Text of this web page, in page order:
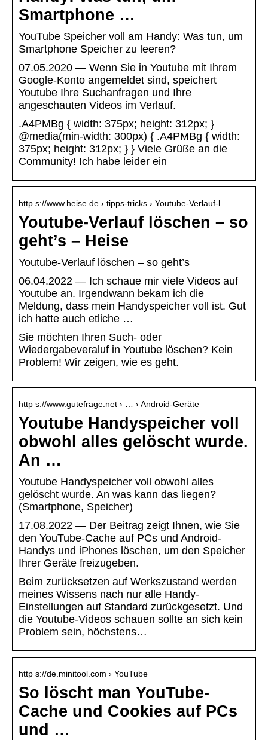
Smartphone …
YouTube Speicher voll am Handy: Was tun, um
Smartphone Speicher zu leeren?
07.05.2020 — Wenn Sie in Youtube mit Ihrem
Google-Konto angemeldet sind, speichert
Youtube Ihre Suchanfragen und Ihre
angeschauten Videos im Verlauf.
.A4PMBg { width: 375px; height: 312px; }
@media(min-width: 300px) { .A4PMBg { width:
375px; height: 312px; } } Viele Grüße an die
Community! Ich habe leider ein
http s://www.heise.de › tipps-tricks › Youtube-Verlauf-l…
Youtube-Verlauf löschen – so
geht’s – Heise
Youtube-Verlauf löschen – so geht’s
06.04.2022 — Ich schaue mir viele Videos auf
Youtube an. Irgendwann bekam ich die
Meldung, dass mein Handyspeicher voll ist. Gut
ich hatte auch etliche …
Sie möchten Ihren Such- oder
Wiedergabeveraluf in Youtube löschen? Kein
Problem! Wir zeigen, wie es geht.
http s://www.gutefrage.net › … › Android-Geräte
Youtube Handyspeicher voll
obwohl alles gelöscht wurde.
An …
Youtube Handyspeicher voll obwohl alles
gelöscht wurde. An was kann das liegen?
(Smartphone, Speicher)
17.08.2022 — Der Beitrag zeigt Ihnen, wie Sie
den YouTube-Cache auf PCs und Android-
Handys und iPhones löschen, um den Speicher
Ihrer Geräte freizugeben.
Beim zurücksetzen auf Werkszustand werden
meines Wissens nach nur alle Handy-
Einstellungen auf Standard zurückgesetzt. Und
die Youtube-Videos schauen sollte an sich kein
Problem sein, höchstens…
http s://de.minitool.com › YouTube
So löscht man YouTube-
Cache und Cookies auf PCs
und …